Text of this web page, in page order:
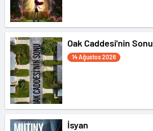
Oak Caddesi'nin Sonu
14 Ağustos 2026
İsyan